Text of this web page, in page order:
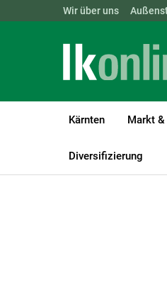
Wir über uns
Kärnten Markt
Diversifizierung
LK Kärnten Tiere